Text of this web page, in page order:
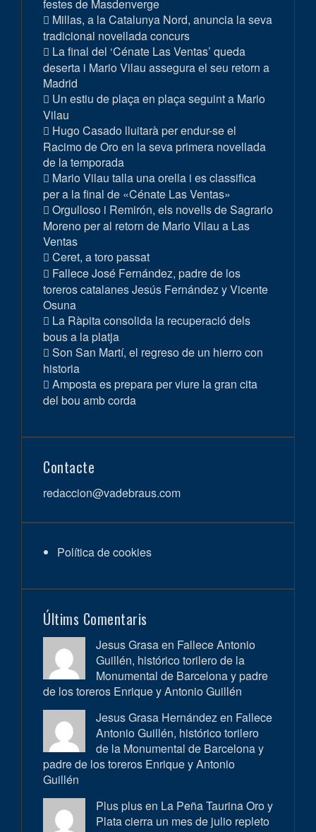
festes de Masdenverge
Millas, a la Catalunya Nord, anuncia la seva
tradicional novellada concurs
La final del ‘Cénate Las Ventas’ queda
deserta i Mario Vilau assegura el seu retorn a
Madrid
Un estiu de plaça en plaça seguint a Mario
Vilau
Hugo Casado lluitarà per endur-se el
Racimo de Oro en la seva primera novellada
de la temporada
Mario Vilau talla una orella i es classifica
per a la final de «Cénate Las Ventas»
Orgulloso i Remirón, els novells de Sagrario
Moreno per al retorn de Mario Vilau a Las
Ventas
Ceret, a toro passat
Fallece José Fernández, padre de los
toreros catalanes Jesús Fernández y Vicente
Osuna
La Ràpita consolida la recuperació dels
bous a la platja
Son San Martí, el regreso de un hierro con
historia
Amposta es prepara per viure la gran cita
del bou amb corda
Contacte
redaccion@vadebraus.com
Política de cookies
Últims Comentaris
Jesus Grasa en Fallece Antonio
Guillén, histórico torilero de la
Monumental de Barcelona y padre
de los toreros Enrique y Antonio Guillén
Jesus Grasa Hernández en Fallece
Antonio Guillén, histórico torilero
de la Monumental de Barcelona y
padre de los toreros Enrique y Antonio
Guillén
Plus plus en La Peña Taurina Oro y
Plata cierra un mes de julio repleto